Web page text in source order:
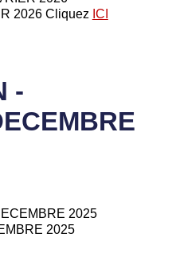
2026 Cliquez ICI
-
2025
2025